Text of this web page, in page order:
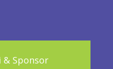
Sponsor